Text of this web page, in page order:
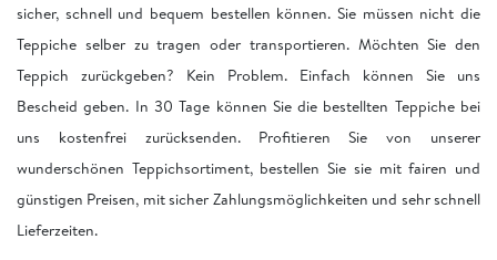
sicher, schnell und bequem bestellen können. Sie müssen nicht die
Teppiche selber zu tragen oder transportieren. Möchten Sie den
Teppich zurückgeben? Kein Problem. Einfach können Sie uns
Bescheid geben. In 30 Tage können Sie die bestellten Teppiche bei
uns kostenfrei zurücksenden. Profitieren Sie von unserer
wunderschönen Teppichsortiment, bestellen Sie sie mit fairen und
günstigen Preisen, mit sicher Zahlungsmöglichkeiten und sehr schnell
Lieferzeiten.